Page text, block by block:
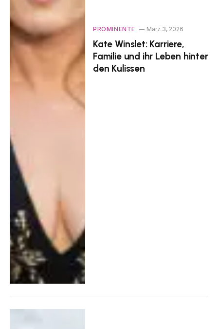
PROMINENTE März 3, 2026
Kate Winslet: Karriere,
Familie und ihr Leben hinter
den Kulissen